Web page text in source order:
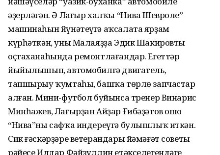
әҙерләгән. Ә Лағыр халҡы “Нива Шевроле”
машинаһын йүнәтеүгә аҡсалата ярҙам
күрһәткән, уны Малаяҙҙа Эдик Шакировтың
оҫтаханаһында ремонтлағандар. Егеттәр
йыйылышып, автомобилгә двигатель,
тапшырыу ҡумтаһы, башҡа төрлө запчастар
алған. Мини-футбол буйынса тренер Винарис
Минһажев, Лағырҙан Айҙар Ғибәҙәтов ошо
“Нива”ны сафҡа индереүгә булышлыҡ иткән.
Сик ғәскәрҙәре ветерандары йәмәғәт советы
рәйесе Илдар Фәйзуллин етәкселегендәге